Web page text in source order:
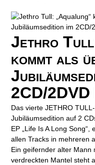
Jethro
kommt als
2CD/2DVD
Das vierte JETHRO
Jubiläumsedition auf 2
EP „Life Is A Long
allen Tracks in mehreren
Ein geifernder alter Mann
verdreckten Mantel steht